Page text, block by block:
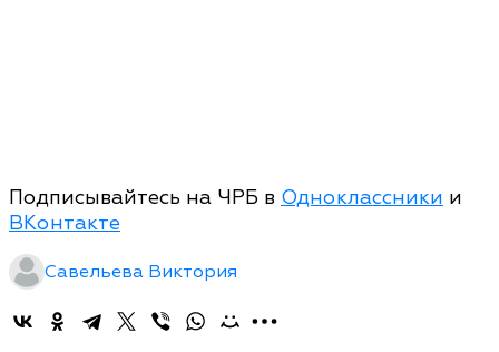
Подписывайтесь на ЧРБ в Одноклассники и
ВКонтакте
Савельева Виктория